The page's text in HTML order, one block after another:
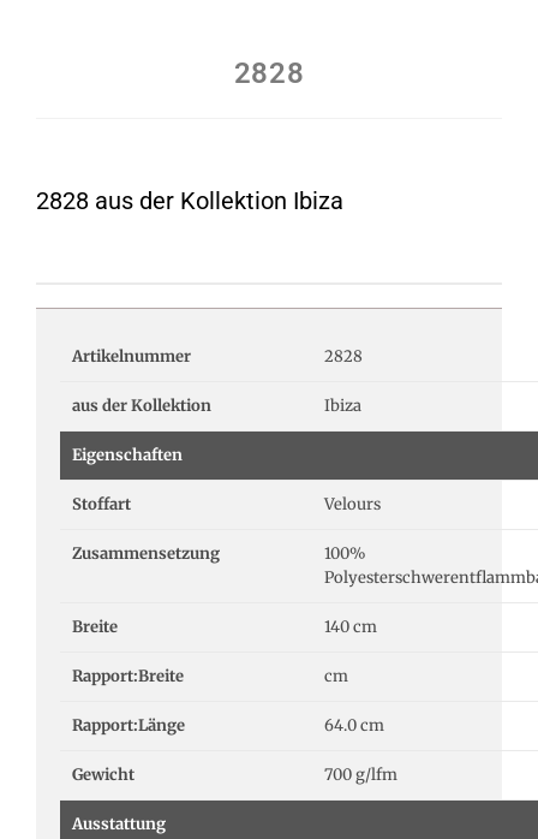
2828
2828 aus der Kollektion Ibiza
Artikelnummer 2828
aus der Kollektion Ibiza
Eigenschaften
Stoffart Velours
Zusammensetzung
100%
Breite 140 cm
Rapport:Breite cm
Rapport:Länge 64.0 cm
Gewicht 700 g/lfm
Ausstattung